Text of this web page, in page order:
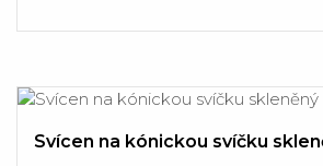
Svícen na kónickou svíčku